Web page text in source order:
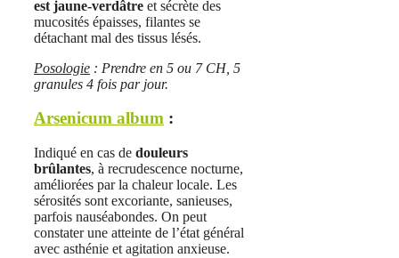
est jaune-verdâtre et sécrète des
mucosités épaisses, filantes se
détachant mal des tissus lésés.
Posologie : Prendre en 5 ou 7 CH, 5
granules 4 fois par jour.
Arsenicum album :
Indiqué en cas de douleurs
brûlantes, à recrudescence nocturne,
améliorées par la chaleur locale. Les
sérosités sont excoriante, sanieuses,
parfois nauséabondes. On peut
constater une atteinte de l’état général
avec asthénie et agitation anxieuse.